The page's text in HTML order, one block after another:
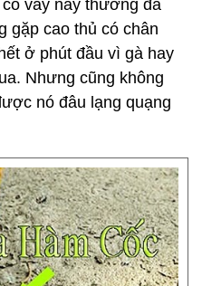
vảy này thường đá
gặp cao thủ có chân
ở phút đầu vì gà hay
Nhưng cũng không
nó đâu lạng quạng